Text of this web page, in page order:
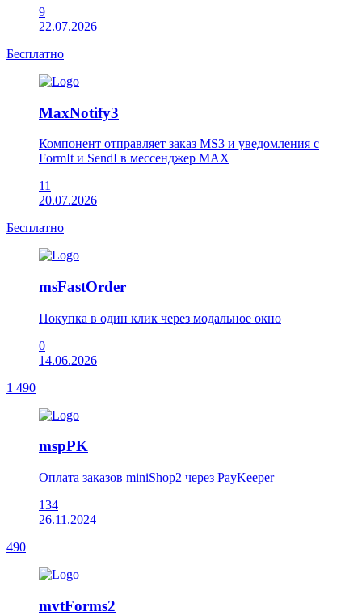
9
22.07.2026
Бесплатно
MaxNotify3
Компонент отправляет заказ MS3 и уведомления с
FormIt и SendI в мессенджер MAX
11
20.07.2026
Бесплатно
msFastOrder
Покупка в один клик через модальное окно
0
14.06.2026
1 490
mspPK
Оплата заказов miniShop2 через PayKeeper
134
26.11.2024
490
mvtForms2